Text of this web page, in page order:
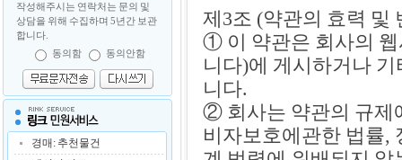
작성해주시는 연락처는 문의 및
상담을 위해 수집하며 5년간 보관
합니다.
동의함
동의안함
경매: 추천물건
제3조 (약관의 효력 및
① 이 약관은 회사의
니다)에 게시하거나
니다.
② 회사는 약관의 규제
비자보호에관한 법률,